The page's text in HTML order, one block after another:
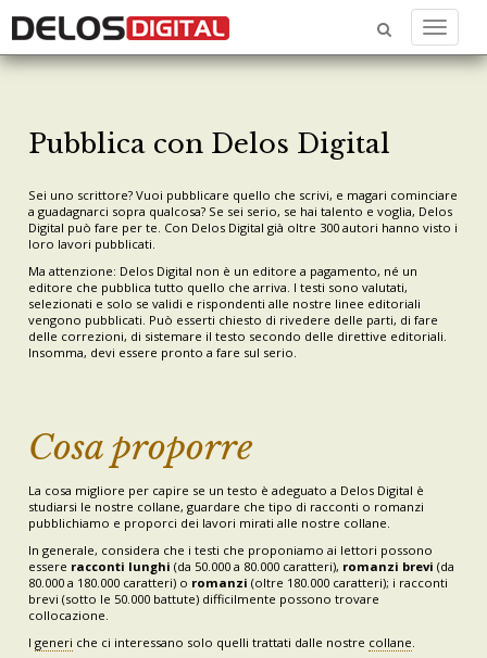
Menu
Pubblica con Delos Digital
Sei uno scrittore? Vuoi pubblicare quello che scrivi, e magari cominciare
a guadagnarci sopra qualcosa? Se sei serio, se hai talento e voglia, Delos
Digital può fare per te. Con Delos Digital già oltre 300 autori hanno visto i
loro lavori pubblicati.
Ma attenzione: Delos Digital non è un editore a pagamento, né un
editore che pubblica tutto quello che arriva. I testi sono valutati,
selezionati e solo se validi e rispondenti alle nostre linee editoriali
vengono pubblicati. Può esserti chiesto di rivedere delle parti, di fare
delle correzioni, di sistemare il testo secondo delle direttive editoriali.
Insomma, devi essere pronto a fare sul serio.
Cosa proporre
La cosa migliore per capire se un testo è adeguato a Delos Digital è
studiarsi le nostre collane, guardare che tipo di racconti o romanzi
pubblichiamo e proporci dei lavori mirati alle nostre collane.
In generale, considera che i testi che proponiamo ai lettori possono
essere racconti lunghi (da 50.000 a 80.000 caratteri), romanzi brevi (da
80.000 a 180.000 caratteri) o romanzi (oltre 180.000 caratteri); i racconti
brevi (sotto le 50.000 battute) difficilmente possono trovare
collocazione.
Igeneri che ci interessano solo quelli trattati dalle nostre collane.